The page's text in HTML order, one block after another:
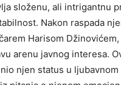
složenu, ali intrigantnu
Nakon raspada
Harisom
arenu javnog interesa.
njen status u